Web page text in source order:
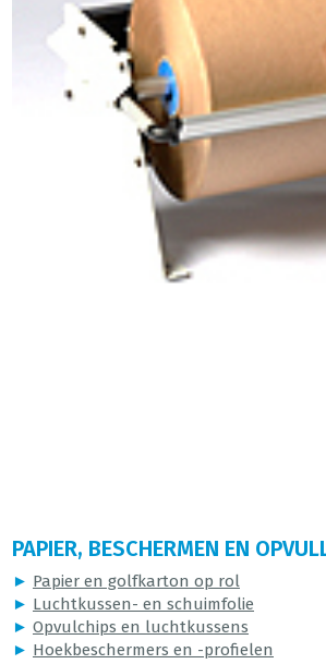
PAPIER, BESCHERMEN EN
► Papier en golfkarton op rol
► Luchtkussen- en schuimfolie
► Opvulchips en luchtkussens
► Hoekbeschermers en -profielen